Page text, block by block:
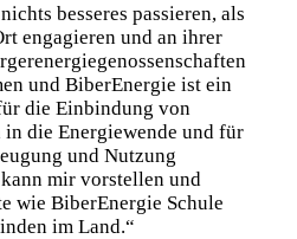
besseres passieren, als
engagieren und an ihrer
und BiberEnergie ist ein
die Einbindung von
die Energiewende und für
und Nutzung
mir vorstellen und
wie BiberEnergie Schule
im Land.“